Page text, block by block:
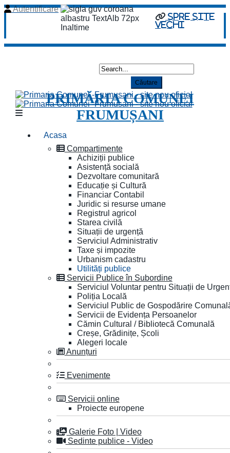
spre site
vechi
Autentificare
PRIMĂRIA COMUNEI
FRUMUȘANI
Acasa
Compartimente
Achiziții publice
Asistență socială
Dezvoltare comunitară
Educație și Cultură
Financiar Contabil
Juridic si resurse umane
Registrul agricol
Starea civilă
Situații de urgență
Serviciul Administrativ
Taxe și impozite
Urbanism cadastru
Utilități publice
Servicii Publice în Subordine
Serviciul Voluntar pentru Situații de
Poliția Locală
Serviciul Public de Gospodărire
Servicii de Evidența Persoanelor
Cămin Cultural / Bibliotecă Comunală
Creșe, Grădinițe, Școli
Alegeri locale
Anunțuri
Evenimente
Servicii online
Proiecte europene
Galerie Foto | Video
Sedinte publice - Video